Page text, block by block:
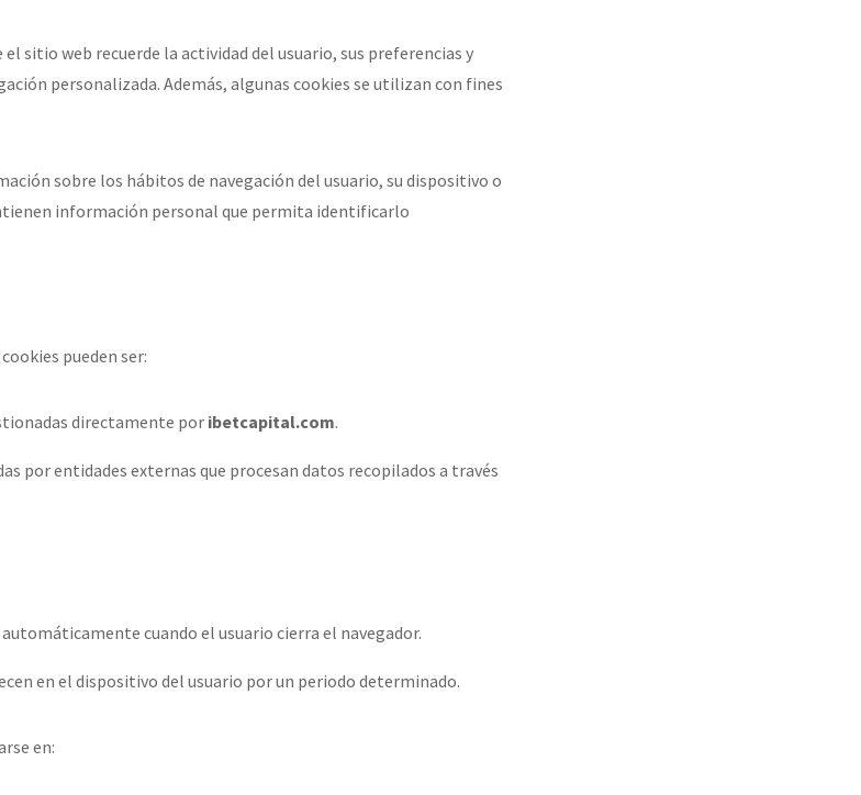
sitio web recuerde la actividad del usuario, sus preferencias y
personalizada. Además, algunas cookies se utilizan con fines
sobre los hábitos de navegación del usuario, su dispositivo o
información personal que permita identificarlo
pueden ser:
directamente por ibetcapital.com.
por entidades externas que procesan datos recopilados a través
automáticamente cuando el usuario cierra el navegador.
en el dispositivo del usuario por un periodo determinado.
en: